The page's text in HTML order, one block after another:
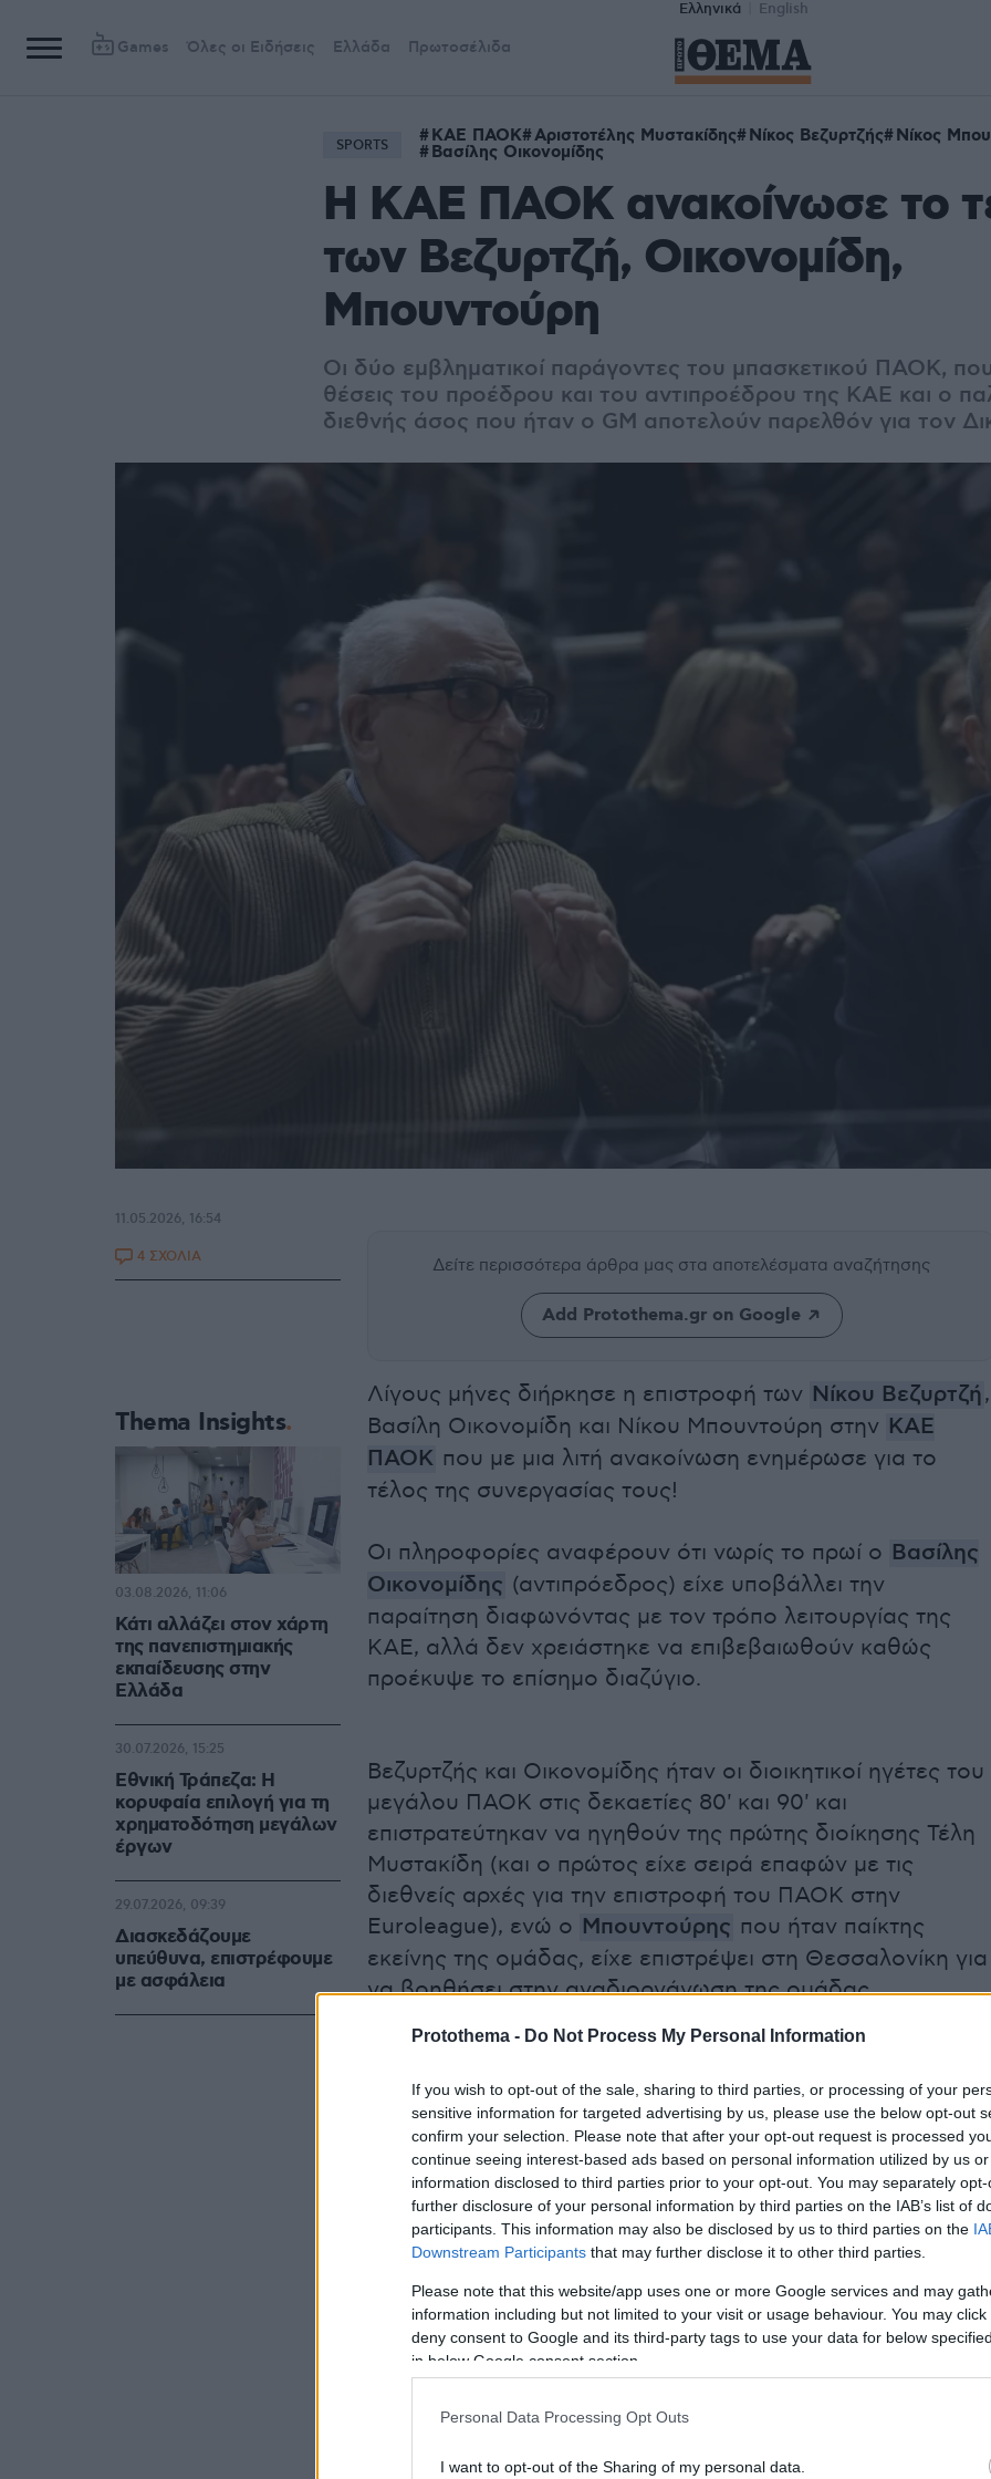
Protothema - Do Not Process My Personal Information
If you wish to opt-out of the sale, sharing to third parties, or processing of your
sensitive information for targeted advertising by us, please use the below opt-out
confirm your selection. Please note that after your opt-out request is processed
continue seeing interest-based ads based on personal information utilized by us
information disclosed to third parties prior to your opt-out. You may separately
further disclosure of your personal information by third parties on the IAB’s list of
participants. This information may also be disclosed by us to third parties on the
Downstream Participants that may further disclose it to other third parties.
Please note that this website/app uses one or more Google services and may
information including but not limited to your visit or usage behaviour. You may
deny consent to Google and its third-party tags to use your data for below
in below Google consent section.
Personal Data Processing Opt Outs
I want to opt-out of the Sharing of my personal data.
Ελληνικά English
Games Όλες οι Ειδήσεις Ελλάδα Πρωτοσέλιδα
SPORTS ΚΑΕ ΠΑΟΚ Αριστοτέλης Μυστακίδης Νίκος Βεζυρτζής Νίκος
Βασίλης Οικονομίδης
Η ΚΑΕ ΠΑΟΚ ανακοίνωσε το
των Βεζυρτζή, Οικονομίδη,
Μπουντούρη
Οι δύο εμβληματικοί παράγοντες του μπασκετικού ΠΑΟΚ, που
θέσεις του προέδρου και του αντιπροέδρου της ΚΑΕ και ο
διεθνής άσος που ήταν ο GM αποτελούν παρελθόν για τον
Δείτε περισσότερα άρθρα μας στα αποτελέσματα αναζήτησης
Add Protothema.gr on Google
Λίγους μήνες διήρκησε η επιστροφή των Νίκου Βεζυρτζή,
Βασίλη Οικονομίδη και Νίκου Μπουντούρη στην ΚΑΕ
ΠΑΟΚ που με μια λιτή ανακοίνωση ενημέρωσε για το
τέλος της συνεργασίας τους!
Οι πληροφορίες αναφέρουν ότι νωρίς το πρωί ο Βασίλης
Οικονομίδης (αντιπρόεδρος) είχε υποβάλλει την
παραίτηση διαφωνόντας με τον τρόπο λειτουργίας της
ΚΑΕ, αλλά δεν χρειάστηκε να επιβεβαιωθούν καθώς
προέκυψε το επίσημο διαζύγιο.
Βεζυρτζής και Οικονομίδης ήταν οι διοικητικοί ηγέτες του
μεγάλου ΠΑΟΚ στις δεκαετίες 80' και 90' και
επιστρατεύτηκαν να ηγηθούν της πρώτης διοίκησης Τέλη
Μυστακίδη (και ο πρώτος είχε σειρά επαφών με τις
διεθνείς αρχές για την επιστροφή του ΠΑΟΚ στην
Euroleague), ενώ ο Μπουντούρης που ήταν παίκτης
εκείνης της ομάδας, είχε επιστρέψει στη Θεσσαλονίκη για
να βοηθήσει στην αναδιοργάνωση της ομάδας.
Αναλυτικά η ανακοίνωση των ασπρόμαυρων:
Ανακοίνωση ΚΑΕ ΠΑΟΚ για την αποχώρηση των κ.κ.
Βεζυρτζή, Οικονομίδη και
Μπουντούρη. https://t.co/A74r0etWU7
— PAOK BC (@PAOKbasketball)May 11, 2026
τους κ.κ. Βεζυρτζή, Οικονομίδη και Μπουντούρη.
11.05.2026, 16:54
4 ΣΧΟΛΙΑ
Thema Insights
Κάτι αλλάζει στον χάρτη
της πανεπιστημιακής
εκπαίδευσης στην
Ελλάδα
03.08.2026, 11:06
Εθνική Τράπεζα: Η
κορυφαία επιλογή για τη
χρηματοδότηση μεγάλων
έργων
30.07.2026, 15:25
Διασκεδάζουμε
υπεύθυνα, επιστρέφουμε
με ασφάλεια
29.07.2026, 09:39